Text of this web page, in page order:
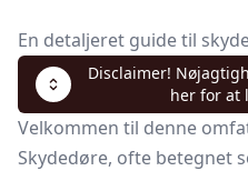
En detaljeret guide til
Disclaimer!
her for at
Velkommen til denne
Skydedøre, ofte betegnet